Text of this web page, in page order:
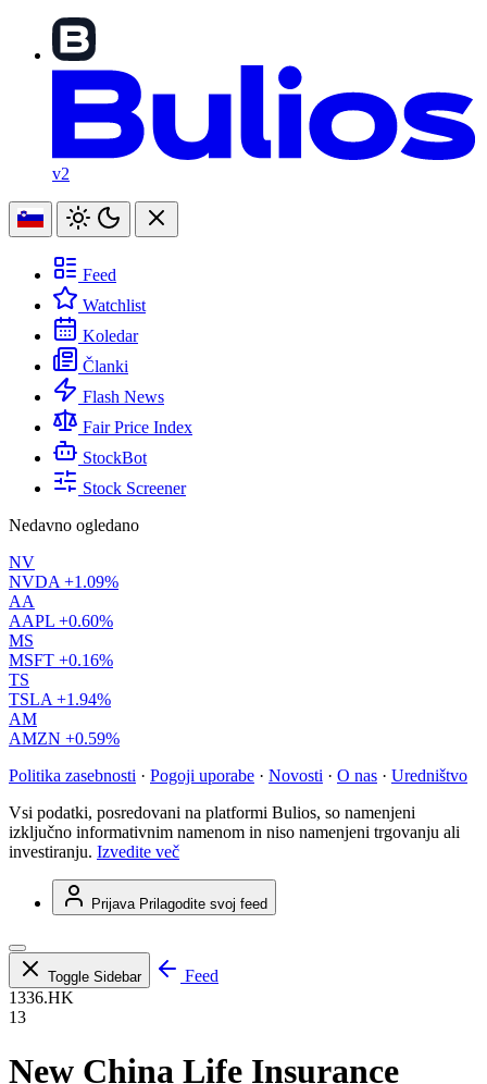
v2
Feed
Watchlist
Koledar
Članki
Flash News
Fair Price Index
StockBot
Stock Screener
Nedavno ogledano
NV
NVDA +1.09%
AA
AAPL +0.60%
MS
MSFT +0.16%
TS
TSLA +1.94%
AM
AMZN +0.59%
Politika zasebnosti · Pogoji uporabe · Novosti · O nas · Uredništvo
Vsi podatki, posredovani na platformi Bulios, so namenjeni
izključno informativnim namenom in niso namenjeni trgovanju ali
investiranju. Izvedite več
Prijava Prilagodite svoj feed
Toggle Sidebar
Feed
1336.HK
13
New China Life Insurance